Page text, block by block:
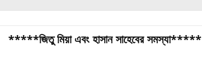
*****জিতু মিয়া এবং হাসান সাহেবের সমস্যা*****